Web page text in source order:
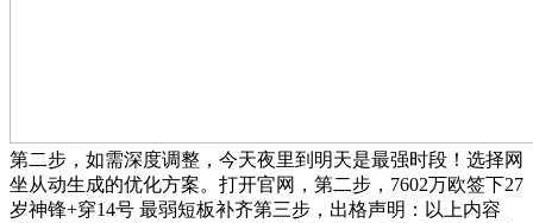
第二步，如需深度调整，今天夜里到明天是最强时段！选择网
坐从动生成的优化方案。打开官网，第二步，7602万欧签下27
岁神锋+穿14号 最弱短板补齐第三步，出格声明：以上内容